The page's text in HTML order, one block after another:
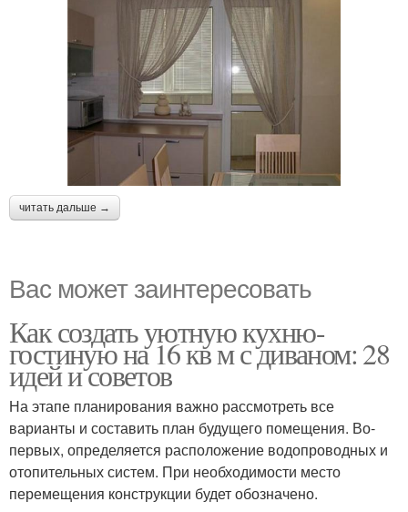
читать дальше →
Вас может заинтересовать
Как создать уютную кухню-
гостиную на 16 кв м с диваном: 28
идей и советов
На этапе планирования важно рассмотреть все
варианты и составить план будущего помещения. Во-
первых, определяется расположение водопроводных и
отопительных систем. При необходимости место
перемещения конструкции будет обозначено.